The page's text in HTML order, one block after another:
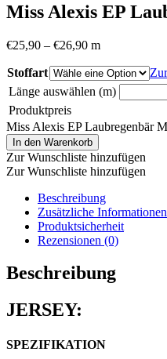
Miss Alexis EP
€25,90 – €26,90 m
Stoffart
Länge auswählen (m)
Produktpreis
Miss Alexis EP Laubregenbär
In den Warenkorb
Zur Wunschliste hinzufügen
Zur Wunschliste hinzufügen
Beschreibung
Zusätzliche Informationen
Produktsicherheit
Rezensionen (0)
Beschreibung
JERSEY:
SPEZIFIKATION